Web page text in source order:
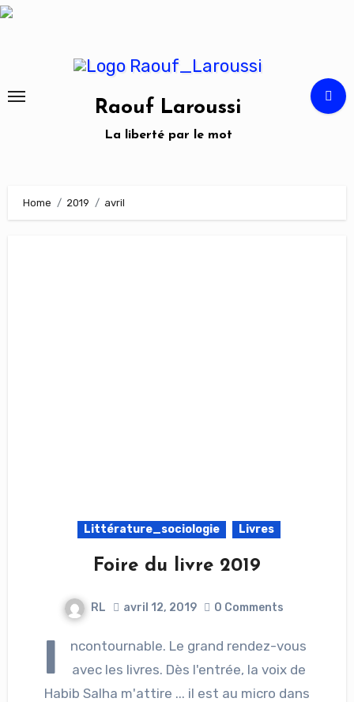
Skip
Raouf Laroussi
La liberté par le mot
Home 2019 avril
Littérature_sociologie Livres
Foire du livre 2019
RL avril 12, 2019 0 Comments
I
ncontournable. Le grand rendez-vous
avec les livres. Dès l'entrée, la voix de
Habib Salha m'attire ... il est au micro dans